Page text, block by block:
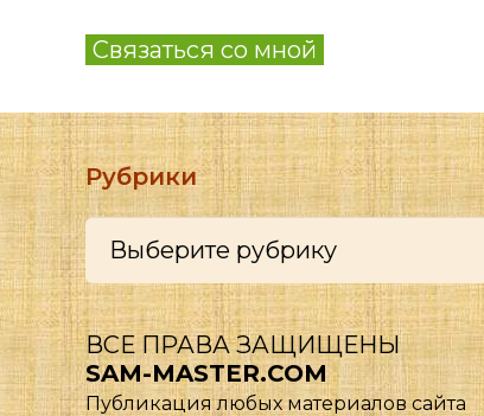
Связаться со мной
Рубрики
Рубрики
ВСЕ ПРАВА ЗАЩИЩЕНЫ
SAM-MASTER.COM
Публикация любых материалов сайта